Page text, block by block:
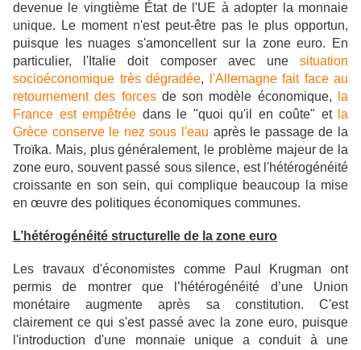
devenue le vingtième État de l'UE à adopter la monnaie
unique. Le moment n'est peut-être pas le plus opportun,
puisque les nuages s'amoncellent sur la zone euro. En
particulier, l'Italie doit composer avec unesituation
socioéconomique très dégradée,
l'Allemagne fait face au
retournementdes forcesde son modèle économique,
la
France est empêtrée dans le "quoi qu'il en coûte" et la
Grèce conserve le nez sous l'eau après le passage de la
Troïka. Mais, plus généralement, le problème majeur de la
zone euro, souvent passé sous silence, est l'hétérogénéité
croissante en son sein, qui complique beaucoup la mise
en œuvre des politiques économiques communes.
L’hétérogénéité structurelle de la zone euro
Les travaux d'économistes comme Paul Krugman ont
permis de montrer que l’hétérogénéité d’une Union
monétaire augmente après sa constitution. C'est
clairement ce qui s'est passé avec la zone euro, puisque
l'introduction d'une monnaie unique a conduit à une